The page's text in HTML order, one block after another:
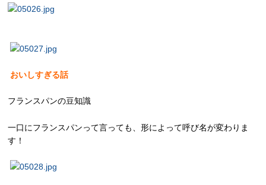
おいしすぎる話
フランスパンの豆知識
一口にフランスパンって言っても、形によって呼び名が変わりま
す！